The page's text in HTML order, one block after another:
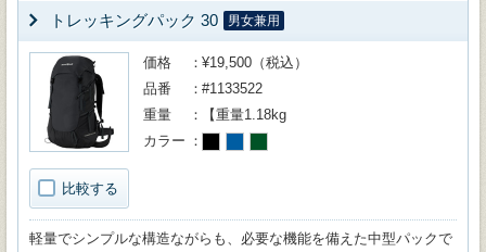
トレッキングパック 30 男女兼用
比較する
価格
¥19,500（税込）
品番
#1133522
重量
【重量1.18kg
カラー
軽量でシンプルな構造ながらも、必要な機能を備えた中型パックで